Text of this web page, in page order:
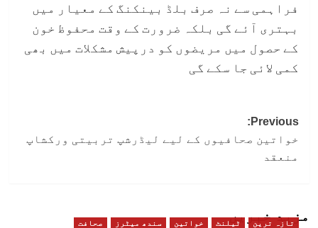
فراہمی سے نہ صرف بلڈ بینکنگ کے معیار میں
بہتری آئے گی بلکہ ضرورت کے وقت محفوظ خون
کے حصول میں مریضوں کو درپیش مشکلات میں بھی
کمی لائی جا سکے گی
Post
navigation
Previous:
خواتین صحافیوں کے لیے لیڈرشپ تربیتی ورکشاپ
منعقد
مزید خبریں
تازہ ترین ٹیلنٹ خواتین سندھ میٹرز صحافت